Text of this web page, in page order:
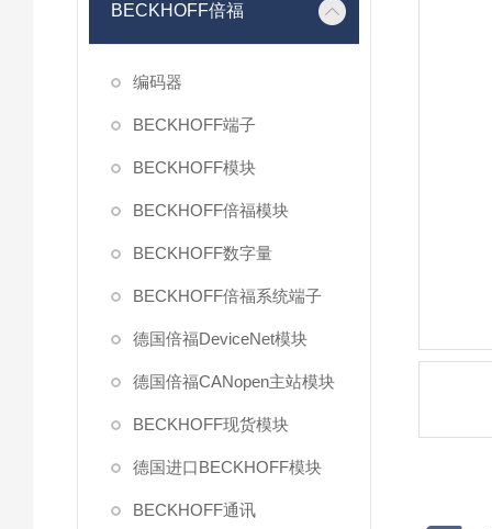
BECKHOFF倍福
编码器
BECKHOFF端子
BECKHOFF模块
BECKHOFF倍福模块
BECKHOFF数字量
BECKHOFF倍福系统端子
德国倍福DeviceNet模块
德国倍福CANopen主站模块
BECKHOFF现货模块
德国进口BECKHOFF模块
BECKHOFF通讯